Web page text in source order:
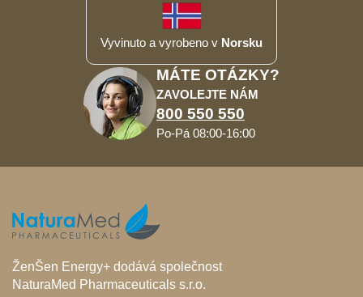
Vyvinuto a vyrobeno v Norsku
MÁTE OTÁZKY?
ZAVOLEJTE NÁM
800 550 550
Po-Pá 08:00-16:00
ŽenŠen Energy+ dodává společnost
NaturaMed Pharmaceuticals s.r.o.